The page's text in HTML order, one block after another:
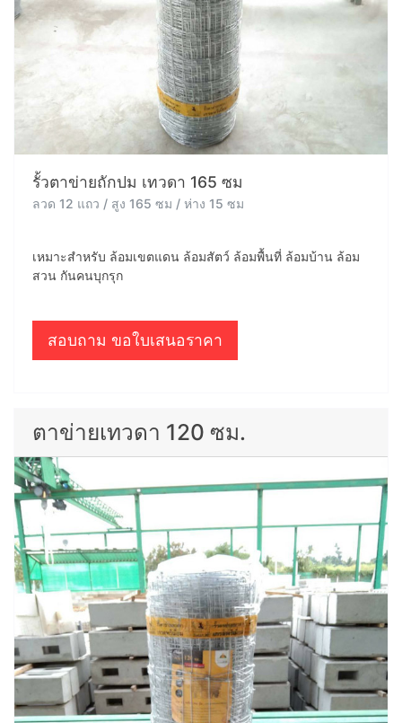
รั้วตาข่ายถักปม เทวดา 165 ซม
ลวด 12 แถว / สูง 165 ซม / ห่าง 15 ซม
เหมาะสำหรับ ล้อมเขตแดน ล้อมสัตว์ ล้อมพื้นที่ ล้อมบ้าน ล้อม
สวน กันคนบุกรุก
สอบถาม ขอใบเสนอราคา
ตาข่ายเทวดา 120 ซม.